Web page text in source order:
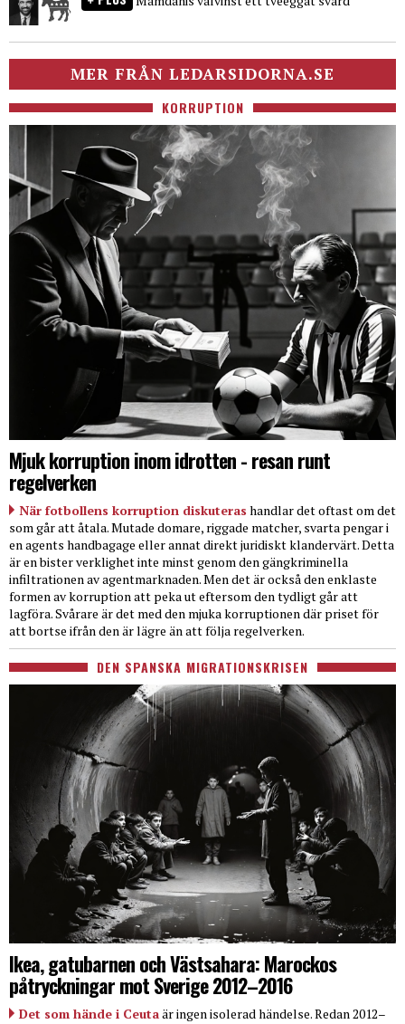
MER FRÅN LEDARSIDORNA.SE
KORRUPTION
Mjuk korruption inom idrotten - resan runt
regelverken
När fotbollens korruption diskuteras handlar det oftast om det
som går att åtala. Mutade domare, riggade matcher, svarta pengar i
en agents handbagage eller annat direkt juridiskt klandervärt. Detta
är en bister verklighet inte minst genom den gängkriminella
infiltrationen av agentmarknaden. Men det är också den enklaste
formen av korruption att peka ut eftersom den tydligt går att
lagföra. Svårare är det med den mjuka korruptionen där priset för
att bortse ifrån den är lägre än att följa regelverken.
DEN SPANSKA MIGRATIONSKRISEN
Ikea, gatubarnen och Västsahara: Marockos
påtryckningar mot Sverige 2012–2016
Det som hände i Ceutaär ingen isolerad händelse. Redan 2012–